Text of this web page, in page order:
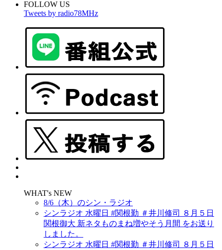
FOLLOW US
Tweets by radio78MHz
WHAT's NEW
8/6（木）のシン・ラジオ
シンラジオ 水曜日 #関根勤 ＃井川修司 ８月５日
関根御大 新ネタものまね増やそう月間 をお送り
しました。
シンラジオ 水曜日 #関根勤 ＃井川修司 ８月５日